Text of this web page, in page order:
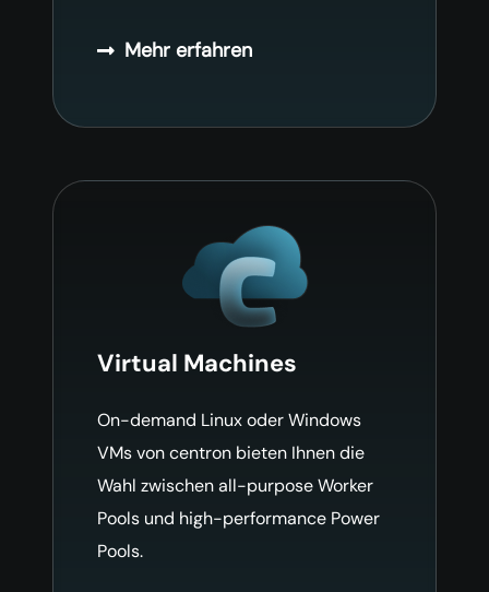
Mehr erfahren
Virtual Machines
On-demand Linux oder Windows
VMs von centron bieten Ihnen die
Wahl zwischen all-purpose Worker
Pools und high-performance Power
Pools.